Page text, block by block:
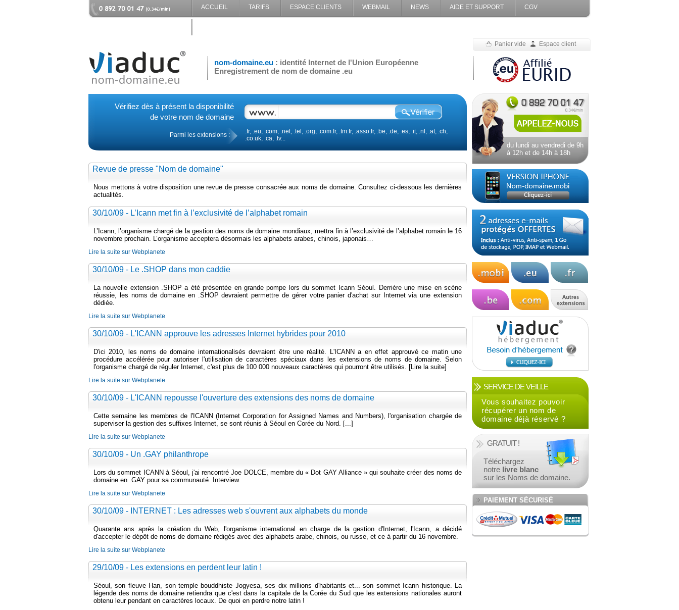
ACCUEIL TARIFS ESPACE CLIENTS WEBMAIL NEWS AIDE ET SUPPORT CGV
Panier vide Espace client
nom-domaine.eu : identité Internet de l'Union Européenne
Enregistrement de nom de domaine .eu
Vérifiez dès à présent la disponibilité
de votre nom de domaine
Parmi les extensions :
.fr, .eu, .com, .net, .tel, .org, .com.fr, .tm.fr, .asso.fr, .be, .de, .es, .it, .nl, .at, .ch,
.co.uk, .ca, .tv...
Revue de presse "Nom de domaine"
Nous mettons à votre disposition une revue de presse consacrée aux noms de domaine. Consultez ci-dessous les dernières
actualités.
30/10/09 - L’Icann met fin à l’exclusivité de l’alphabet romain
L’Icann, l’organisme chargé de la gestion des noms de domaine mondiaux, mettra fin à l’exclusivité de l’alphabet romain le 16
novembre prochain. L’organisme acceptera désormais les alphabets arabes, chinois, japonais…
Lire la suite sur Webplanete
30/10/09 - Le .SHOP dans mon caddie
La nouvelle extension .SHOP a été présentée en grande pompe lors du sommet Icann Séoul. Derrière une mise en scène
réussie, les noms de domaine en .SHOP devraient permettre de gérer votre panier d'achat sur Internet via une extension
dédiée.
Lire la suite sur Webplanete
30/10/09 - L'ICANN approuve les adresses Internet hybrides pour 2010
D'ici 2010, les noms de domaine internationalisés devraient être une réalité. L'ICANN a en effet approuvé ce matin une
procédure accélérée pour autoriser l'utilisation de caractères spéciaux dans les extensions de noms de domaine. Selon
l'organisme chargé de réguler Internet, c'est plus de 100 000 nouveaux caractères qui pourront être utilisés. [Lire la suite]
Lire la suite sur Webplanete
30/10/09 - L'ICANN repousse l'ouverture des extensions des noms de domaine
Cette semaine les membres de l'ICANN (Internet Corporation for Assigned Names and Numbers), l'organisation chargée de
superviser la gestion des suffixes Internet, se sont réunis à Séoul en Corée du Nord. [...]
Lire la suite sur Webplanete
30/10/09 - Un .GAY philanthrope
Lors du sommet ICANN à Séoul, j'ai rencontré Joe DOLCE, membre du « Dot GAY Alliance » qui souhaite créer des noms de
domaine en .GAY pour sa communauté. Interview.
Lire la suite sur Webplanete
30/10/09 - INTERNET : Les adresses web s'ouvrent aux alphabets du monde
Quarante ans après la création du Web, l'organisme international en charge de la gestion d'Internet, l'Icann, a décidé
d'accepter le dépôt de noms de domaine rédigés avec des alphabets arabe, chinois, ou russe, et ce à partir du 16 novembre.
Lire la suite sur Webplanete
29/10/09 - Les extensions en perdent leur latin !
Séoul, son fleuve Han, son temple bouddhiste Jogyesa, ses dix millions d'habitants et... son sommet Icann historique. La
légende des noms de domaine retiendra que c'est dans la capitale de la Corée du Sud que les extensions nationales auront
obtenu leur pendant en caractères locaux. De quoi en perdre notre latin !
du lundi au vendredi de 9h
à 12h et de 14h à 18h
SERVICE DE VEILLE
Vous souhaitez pouvoir
récupérer un nom de
domaine déjà réservé ?
GRATUIT !
Téléchargez
notre livre blanc
sur les Noms de domaine.
PAIEMENT SÉCURISÉ